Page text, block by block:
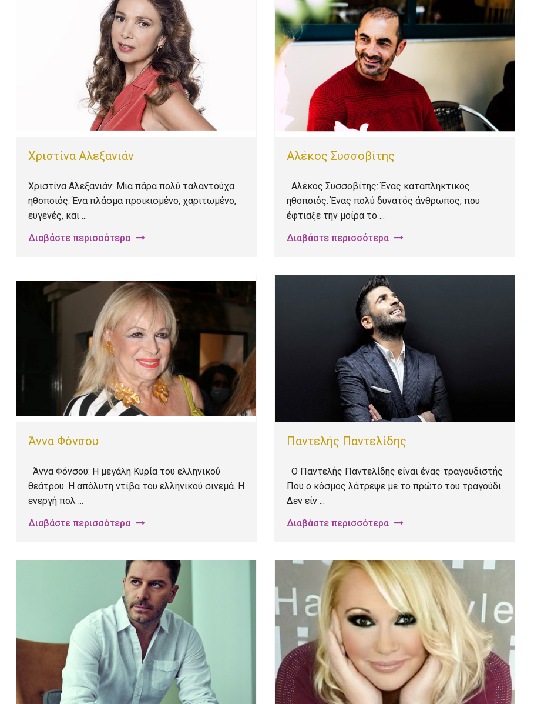
Χριστίνα Αλεξανιάν
Χριστίνα Αλεξανιάν: Μια πάρα πολύ ταλαντούχα
ηθοποιός. Ένα πλάσμα προικισμένο, χαριτωμένο,
ευγενές, και ...
Διαβάστε περισσότερα
Αλέκος Συσσοβίτης
Αλέκος Συσσοβίτης: Ένας καταπληκτικός
ηθοποιός. Ένας πολύ δυνατός άνθρωπος, που
έφτιαξε την μοίρα το ...
Διαβάστε περισσότερα
Άννα Φόνσου
Άννα Φόνσου: Η μεγάλη Κυρία του ελληνικού
θεάτρου. Η απόλυτη ντίβα του ελληνικού σινεμά. Η
ενεργή πολ ...
Διαβάστε περισσότερα
Παντελής Παντελίδης
Ο Παντελής Παντελίδης είναι ένας τραγουδιστής
Που ο κόσμος λάτρεψε με το πρώτο του τραγούδι.
Δεν είν ...
Διαβάστε περισσότερα